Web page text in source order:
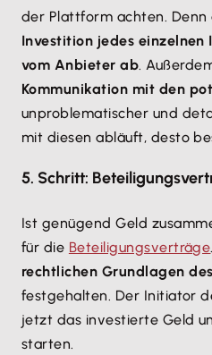
der Plattform achten.
Investition jedes einzelnen
vom Anbieter ab.
Kommunikation mit den
unproblematischer und
mit diesen abläuft, desto
5. Schritt:
Ist genügend Geld
für die Beteiligungsverträge
rechtlichen Grundlagen
festgehalten. Der Initiator
jetzt das investierte Geld
starten.